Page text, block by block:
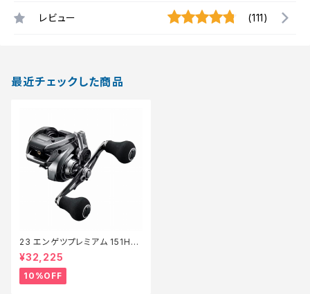
レビュー (111)
最近チェックした商品
23 エンゲツプレミアム 151HG
【継続セール_リール】【10】
¥32,225
10%OFF